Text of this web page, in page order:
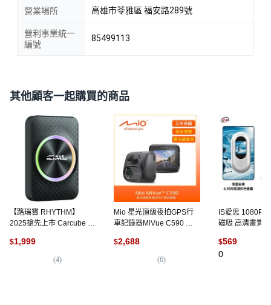
營業場所 高雄市苓雅區 福安路289號
營利事業統一
編號
85499113
其他顧客一起購買的商品
【路瑞寶 RHYTHM】
2025搶先上市 Carcube II
音 投屏, 詳見包裝
$1,999
(4)
Mio 星光頂級夜拍GPS行
車記錄器MiVue C590 點
卡, 贈32G卡
$2,688
(6)
IS愛思 1080P
磁吸 高清畫質
拇指相機 標配
$569
0